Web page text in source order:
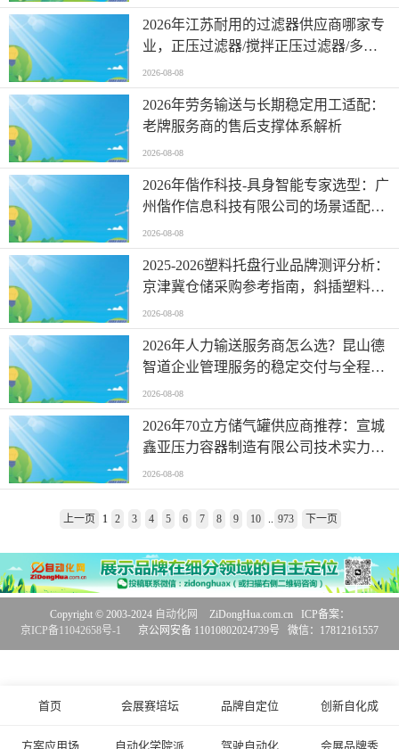
2026年江苏耐用的过滤器供应商哪家专
业，正压过滤器/搅拌正压过滤器/多袋
式过滤器/脱碳过滤器，过滤器生产厂家
怎么选择
2026-08-08
2026年劳务输送与长期稳定用工适配：
老牌服务商的售后支撑体系解析
2026-08-08
2026年偕作科技-具身智能专家选型：广
州偕作信息科技有限公司的场景适配解
析
2026-08-08
2025-2026塑料托盘行业品牌测评分析：
京津冀仓储采购参考指南，斜插塑料箱/
塑料托盘，塑料托盘厂商哪个好
2026-08-08
2026年人力输送服务商怎么选？昆山德
智道企业管理服务的稳定交付与全程售
后
2026-08-08
2026年70立方储气罐供应商推荐：宣城
鑫亚压力容器制造有限公司技术实力解
读
2026-08-08
上一页 1 2 3 4 5 6 7 8 9 10 973 下一页
首页 会展赛培坛 品牌自定位 创新自化成
方案应用场 自动化学院派 驾驶自动化 会展品牌秀
Copyright © 2003-2024 自动化网
ZiDongHua.com.cn ICP备案：
京ICP备11042658号-1
京公网安备 11010802024739号 微信：17812161557